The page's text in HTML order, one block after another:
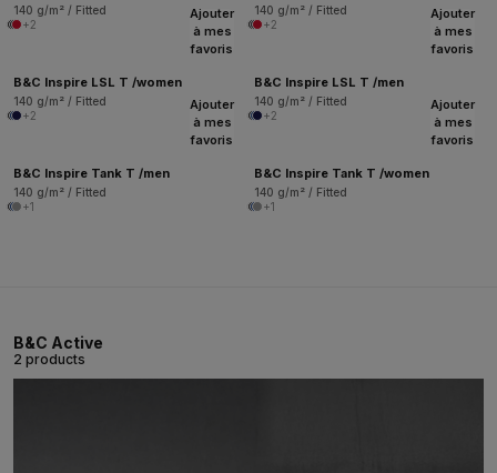
140 g/m² / Fitted
+2
140 g/m² / Fitted
+2
Ajouter
à mes
favoris
B&C Inspire LSL T /women
140 g/m² / Fitted
+2
Ajouter
à mes
favoris
B&C Inspire LSL T /men
140 g/m² / Fitted
+2
Ajouter
à mes
favoris
B&C Inspire Tank T /men
140 g/m² / Fitted
+1
Ajouter
à mes
favoris
B&C Inspire Tank T /women
140 g/m² / Fitted
+1
B&C Active
2 products